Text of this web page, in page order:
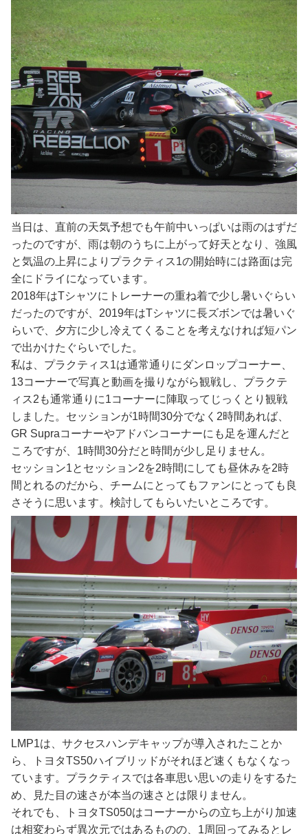
当日は、直前の天気予想でも午前中いっぱいは雨のはずだ
ったのですが、雨は朝のうちに上がって好天となり、強風
と気温の上昇によりプラクティス1の開始時には路面は完
全にドライになっています。
2018年はTシャツにトレーナーの重ね着で少し暑いぐらい
だったのですが、2019年はTシャツに長ズボンでは暑いぐ
らいで、夕方に少し冷えてくることを考えなければ短パン
で出かけたぐらいでした。
私は、プラクティス1は通常通りにダンロップコーナー、
13コーナーで写真と動画を撮りながら観戦し、プラクテ
ィス2も通常通りに1コーナーに陣取ってじっくとり観戦
しました。セッションが1時間30分でなく2時間あれば、
GR Supraコーナーやアドバンコーナーにも足を運んだと
ころですが、1時間30分だと時間が少し足りません。
セッション1とセッション2を2時間にしても昼休みを2時
間とれるのだから、チームにとってもファンにとっても良
さそうに思います。検討してもらいたいところです。
LMP1は、サクセスハンデキャップが導入されたことか
ら、トヨタTS50ハイブリッドがそれほど速くもなくなっ
ています。プラクティスでは各車思い思いの走りをするた
め、見た目の速さが本当の速さとは限りません。
それでも、トヨタTS050はコーナーからの立ち上がり加速
は相変わらず異次元ではあるものの、1周回ってみるとレ